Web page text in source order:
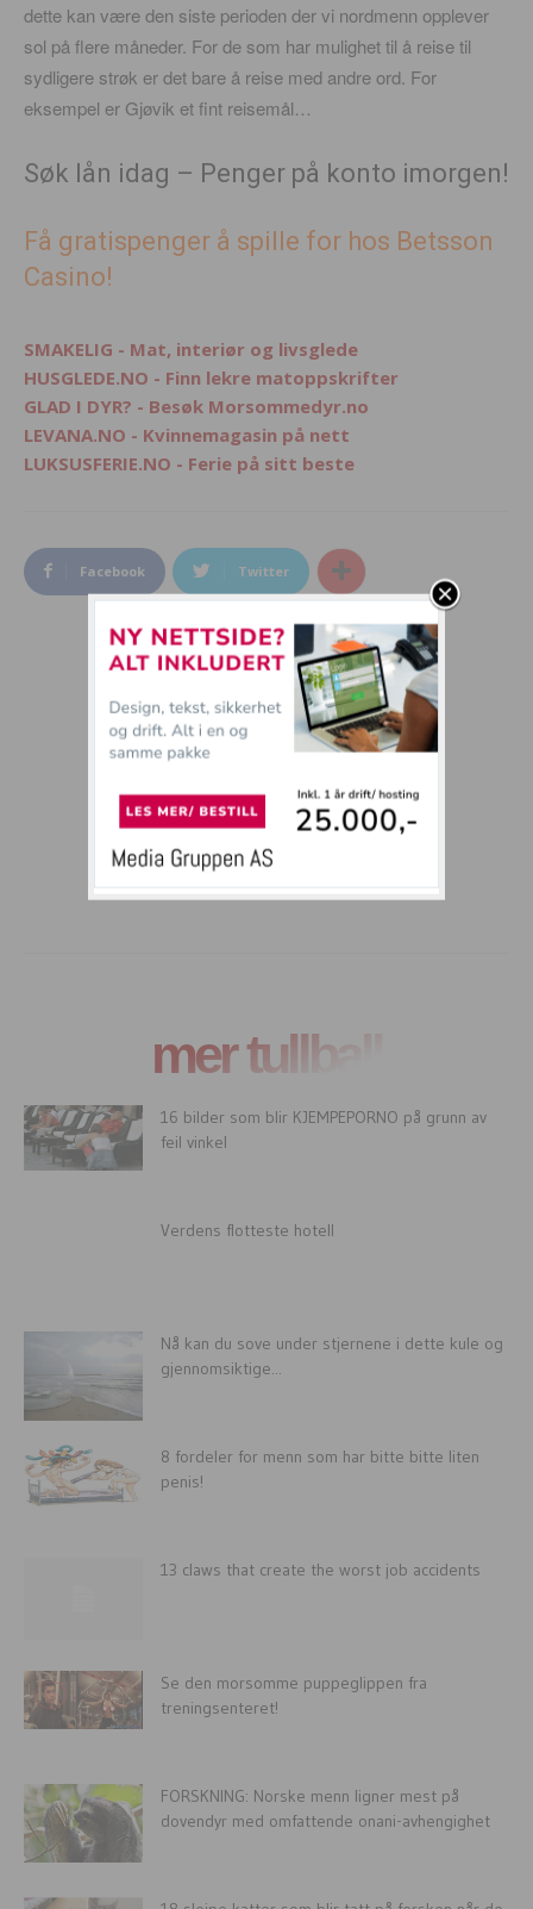
dette kan være den siste perioden der vi nordmenn opplever
sol på flere måneder. For de som har mulighet til å reise til
sydligere strøk er det bare å reise med andre ord. For
eksempel er Gjøvik et fint reisemål…
Søk lån idag – Penger på konto imorgen!
Få gratispenger å spille for hos Betsson
Casino!
SMAKELIG - Mat, interiør og livsglede
HUSGLEDE.NO - Finn lekre matoppskrifter
GLAD I DYR? - Besøk Morsommedyr.no
LEVANA.NO - Kvinnemagasin på nett
LUKSUSFERIE.NO - Ferie på sitt beste
Facebook Twitter
mer tullball
16 bilder som blir KJEMPEPORNO på grunn av
feil vinkel
Verdens flotteste hotell
Nå kan du sove under stjernene i dette kule og
gjennomsiktige...
8 fordeler for menn som har bitte bitte liten
penis!
13 claws that create the worst job accidents
Se den morsomme puppeglippen fra
treningsenteret!
FORSKNING: Norske menn ligner mest på
dovendyr med omfattende onani-avhengighet